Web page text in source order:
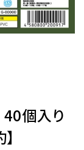
40個入り